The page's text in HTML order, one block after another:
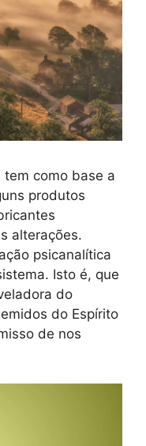
como base a
produtos
alterações.
psicanalítica
Isto é, que
do
do Espírito
de nos